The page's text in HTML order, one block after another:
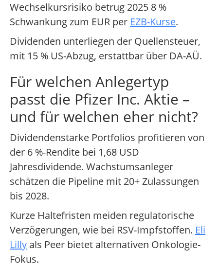
Wechselkursrisiko betrug 2025 8 %
Schwankung zum EUR per EZB-Kurse.
Dividenden unterliegen der Quellensteuer,
mit 15 % US-Abzug, erstattbar über DA-AÜ.
Für welchen Anlegertyp
passt die Pfizer Inc. Aktie –
und für welchen eher nicht?
Dividendenstarke Portfolios profitieren von
der 6 %-Rendite bei 1,68 USD
Jahresdividende. Wachstumsanleger
schätzen die Pipeline mit 20+ Zulassungen
bis 2028.
Kurze Haltefristen meiden regulatorische
Verzögerungen, wie bei RSV-Impfstoffen. Eli
Lilly als Peer bietet alternativen Onkologie-
Fokus.